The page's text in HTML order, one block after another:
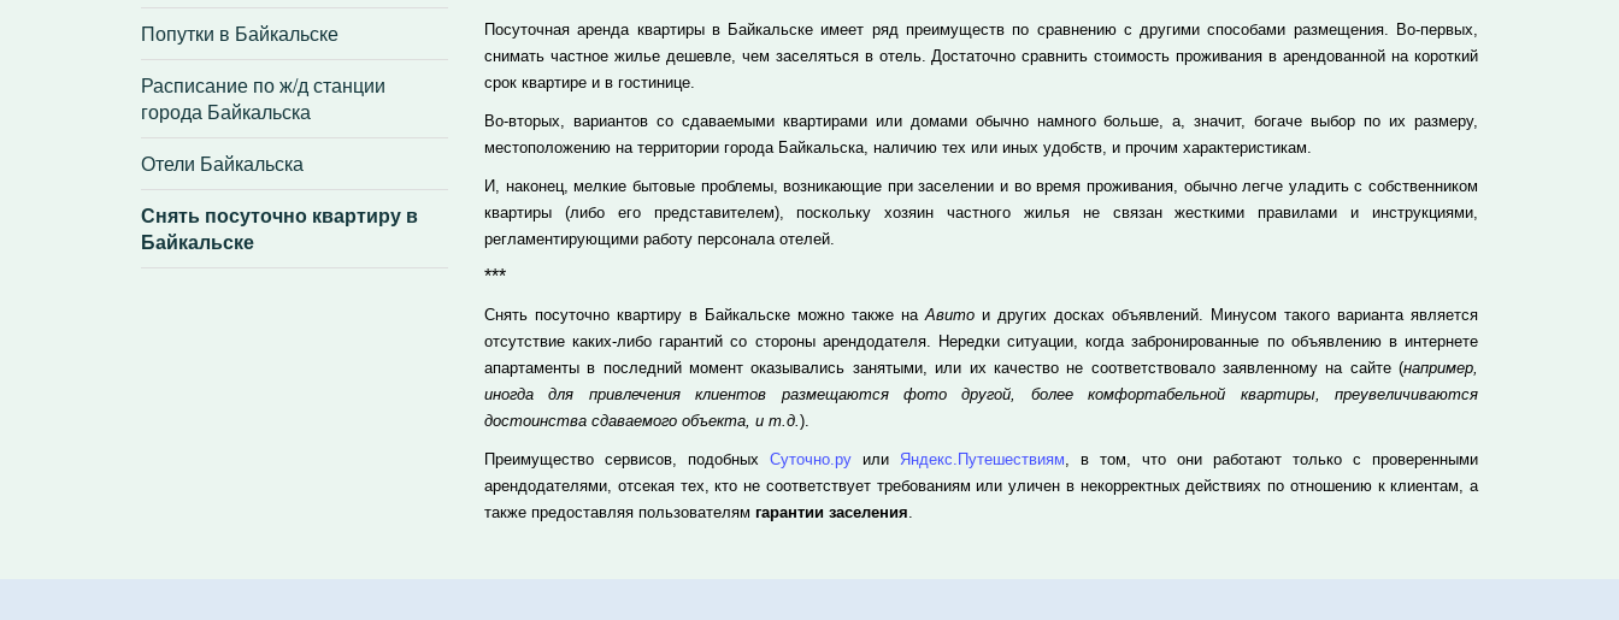
Попутки в Байкальске
Расписание по ж/д станции
города Байкальска
Отели Байкальска
Снять посуточно квартиру в
Байкальске
Посуточная аренда квартиры в Байкальске имеет ряд преимуществ по сравнению с другими способами размещения. Во-первых,
снимать частное жилье дешевле, чем заселяться в отель. Достаточно сравнить стоимость проживания в арендованной на короткий
срок квартире и в гостинице.
Во-вторых, вариантов со сдаваемыми квартирами или домами обычно намного больше, а, значит, богаче выбор по их размеру,
местоположению на территории города Байкальска, наличию тех или иных удобств, и прочим характеристикам.
И, наконец, мелкие бытовые проблемы, возникающие при заселении и во время проживания, обычно легче уладить с собственником
квартиры (либо его представителем), поскольку хозяин частного жилья не связан жесткими правилами и инструкциями,
регламентирующими работу персонала отелей.
***
Снять посуточно квартиру в Байкальске можно также наАвито и других досках объявлений. Минусом такого варианта является
отсутствие каких-либо гарантий со стороны арендодателя. Нередки ситуации, когда забронированные по объявлению в интернете
апартаменты в последний момент оказывались занятыми, или их качество не соответствовало заявленному на сайте (например,
иногда для привлечения клиентов размещаются фото другой, более комфортабельной квартиры, преувеличиваются
достоинства сдаваемого объекта, и т.д.).
Преимущество сервисов, подобных Суточно.ру или Яндекс.Путешествиям, в том, что они работают только с проверенными
арендодателями, отсекая тех, кто не соответствует требованиям или уличен в некорректных действиях по отношению к клиентам, а
также предоставляя пользователям гарантии заселения.